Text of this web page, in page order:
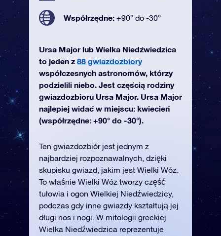
Współrzędne: +90° do -30°
Ursa Major lub Wielka Niedźwiedzica
to jeden z 88 gwiazdozbiory
współczesnych astronomów, którzy
podzielili niebo. Jest częścią rodziny
gwiazdozbioru Ursa Major. Ursa Major
najlepiej widać w miejscu: kwiecień
(współrzędne: +90° do -30°).
Ten gwiazdozbiór jest jednym z
najbardziej rozpoznawalnych, dzięki
skupisku gwiazd, jakim jest Wielki Wóz.
To właśnie Wielki Wóz tworzy część
tułowia i ogon Wielkiej Niedźwiedzicy,
podczas gdy inne gwiazdy kształtują jej
długi nos i nogi. W mitologii greckiej
Wielka Niedźwiedzica reprezentuje